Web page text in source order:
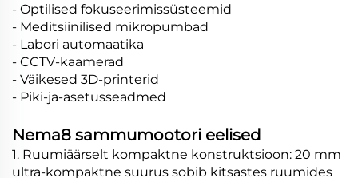
- Optilised fokuseerimissüsteemid
- Meditsiinilised mikropumbad
- Labori automaatika
- CCTV-kaamerad
- Väikesed 3D-printerid
- Piki-ja-asetusseadmed
Nema8 sammumootori eelised
1. Ruumiäärselt kompaktne konstruktsioon: 20 mm
ultra-kompaktne suurus sobib kitsastes ruumides